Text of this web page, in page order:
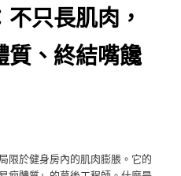
只長肌肉，
質、終結嘴饞
限於健身房內的肌肉膨脹。它的